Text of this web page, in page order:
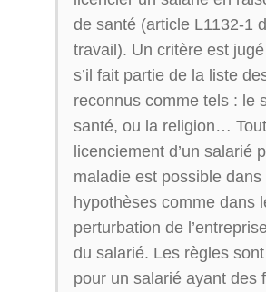
de santé (article L1132-1
travail). Un critère est
s’il fait partie de la liste
reconnus comme tels : le
santé, ou la religion…
licenciement d’un salarié
maladie est possible
hypothèses comme dans
perturbation de
du salarié. Les règles
pour un salarié ayant des